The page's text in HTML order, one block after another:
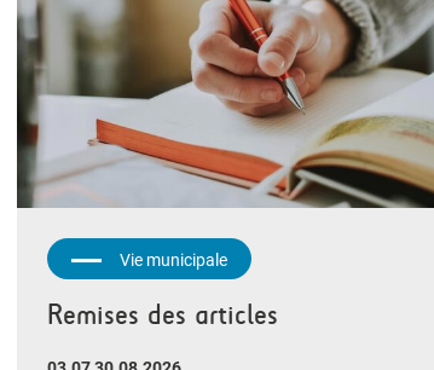
Vie municipale
Remises des articles